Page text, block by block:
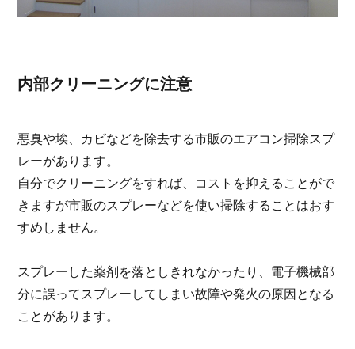
内部クリーニングに注意
悪臭や埃、カビなどを除去する市販のエアコン掃除スプ
レーがあります。
自分でクリーニングをすれば、コストを抑えることがで
きますが市販のスプレーなどを使い掃除することはおす
すめしません。
スプレーした薬剤を落としきれなかったり、電子機械部
分に誤ってスプレーしてしまい故障や発火の原因となる
ことがあります。